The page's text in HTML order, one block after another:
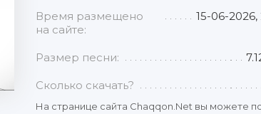
Время размещено
на сайте:
15-06-2026,
Размер песни:
Сколько скачать?
На странице сайта Chaqqon.Net вы можете